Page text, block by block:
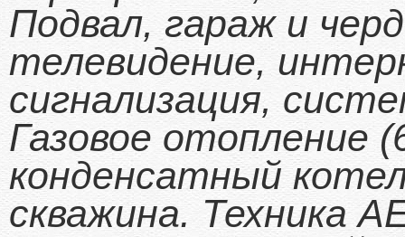
Подвал, гараж и
телевидение,
сигнализация,
Газовое отопление
конденсатный
скважина. Техника